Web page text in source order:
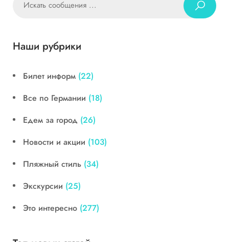
Наши рубрики
Билет информ (22)
Все по Германии (18)
Едем за город (26)
Новости и акции (103)
Пляжный стиль (34)
Экскурсии (25)
Это интересно (277)